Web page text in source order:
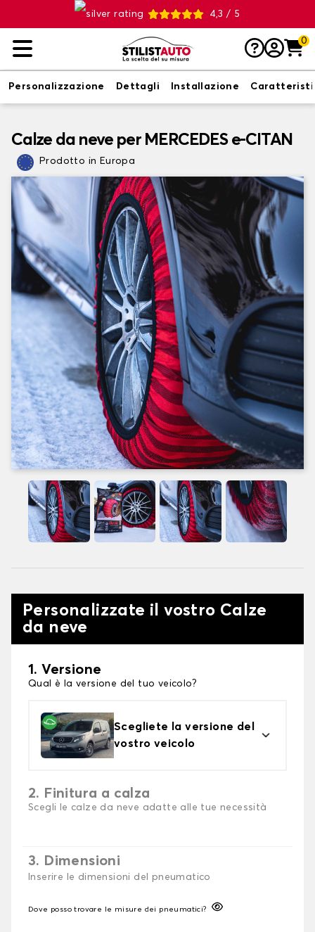
4,3 / 5
0
Personalizzazione Dettagli Installazione
Calze da neve per MERCEDES e-CITAN
Prodotto in Europa
Personalizzate il vostro Calze
da neve
1. Versione
Qual è la versione del tuo veicolo?
Scegliete la versione del
vostro veicolo
2. Finitura a calza
Scegli le calze da neve adatte alle tue necessità
3. Dimensioni
Inserire le dimensioni del pneumatico
Dove posso trovare le misure dei pneumatici?